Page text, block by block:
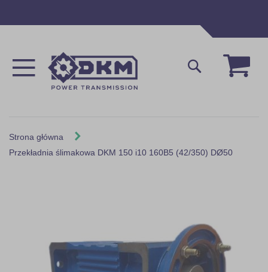
Mój
Szukaj
Strona główna
Przekładnia ślimakowa DKM 150 i10 160B5 (42/350) DØ50